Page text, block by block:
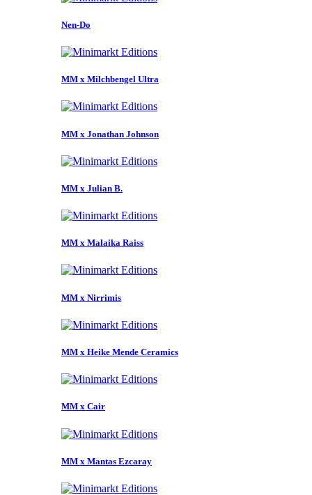
Nen-Do
MM x Milchbengel Ultra
MM x Jonathan Johnson
MM x Julian B.
MM x Malaika Raiss
MM x Nirrimis
MM x Heike Mende Ceramics
MM x Cair
MM x Mantas Ezcaray